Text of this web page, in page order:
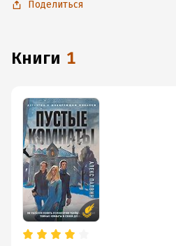
не расставаться с любимыми
Поделиться
книги 1